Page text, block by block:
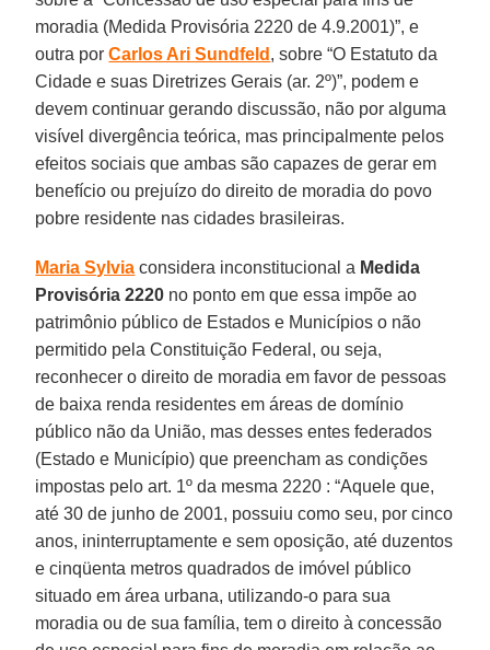
moradia (Medida Provisória 2220 de 4.9.2001)”, e
outra porCarlos Ari Sundfeld , sobre “O Estatuto da
Cidade e suas Diretrizes Gerais (ar. 2º)”, podem e
devem continuar gerando discussão, não por alguma
visível divergência teórica, mas principalmente pelos
efeitos sociais que ambas são capazes de gerar em
benefício ou prejuízo do direito de moradia do povo
pobre residente nas cidades brasileiras.
Maria Sylvia considera inconstitucional a Medida
Provisória 2220 no ponto em que essa impõe ao
patrimônio público de Estados e Municípios o não
permitido pela Constituição Federal, ou seja,
reconhecer o direito de moradia em favor de pessoas
de baixa renda residentes em áreas de domínio
público não da União, mas desses entes federados
(Estado e Município) que preencham as condições
impostas pelo art. 1º da mesma 2220 : “Aquele que,
até 30 de junho de 2001, possuiu como seu, por cinco
anos, ininterruptamente e sem oposição, até duzentos
e cinqüenta metros quadrados de imóvel público
situado em área urbana, utilizando-o para sua
moradia ou de sua família, tem o direito à concessão